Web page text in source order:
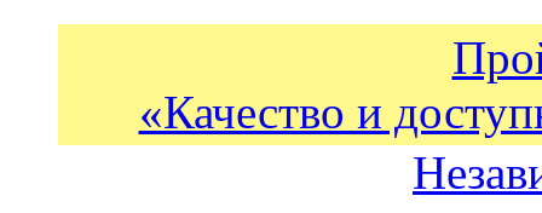
«Качество и